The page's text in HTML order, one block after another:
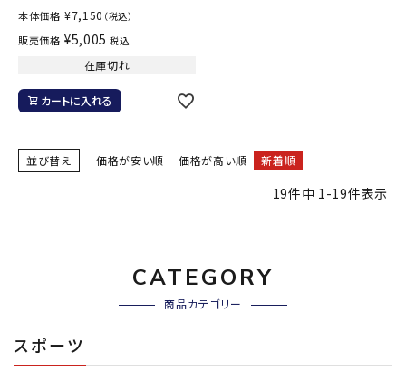
本体価格 ¥7,150 （税込）
販売価格 ¥5,005 税込
在庫切れ
カートに入れる
並び替え 価格が安い順 価格が高い順 新着順
19件中 1-19件表示
CATEGORY
商品カテゴリー
スポーツ